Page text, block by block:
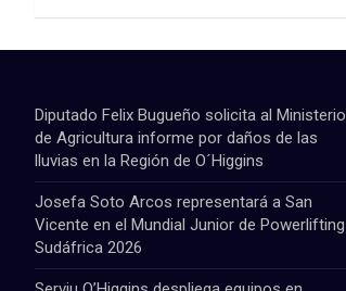
Diputado Felix Bugueño solicita al Ministerio
de Agricultura informe por daños de las
lluvias en la Región de O´Higgins
Josefa Soto Arcos representará a San
Vicente en el Mundial Junior de Powerlifting
Sudáfrica 2026